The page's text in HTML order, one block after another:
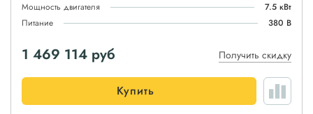
Мощность двигателя
7.5 кВт
Питание
380 В
1 469 114 руб Получить скидку
Купить